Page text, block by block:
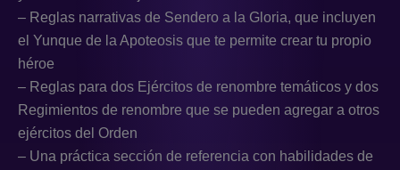
– Reglas narrativas de Sendero a la Gloria, que incluyen
el Yunque de la Apoteosis que te permite crear tu propio
héroe
– Reglas para dos Ejércitos de renombre temáticos y dos
Regimientos de renombre que se pueden agregar a otros
ejércitos del Orden
– Una práctica sección de referencia con habilidades de